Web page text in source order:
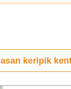
keripik